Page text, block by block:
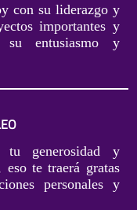
con su liderazgo y
importantes y
entusiasmo y
tu generosidad y
eso te traerá gratas
personales y